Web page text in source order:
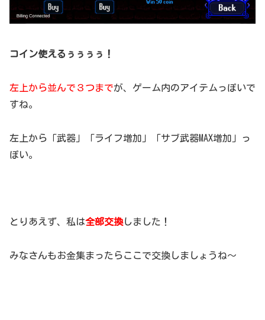
コイン使えるぅぅぅぅ！
左上から並んで３つまでが、ゲーム内のアイテムっぽいで
すね。
左上から「武器」「ライフ増加」「サブ武器MAX増加」っ
ぽい。
とりあえず、私は全部交換しました！
みなさんもお金集まったらここで交換しましょうね～